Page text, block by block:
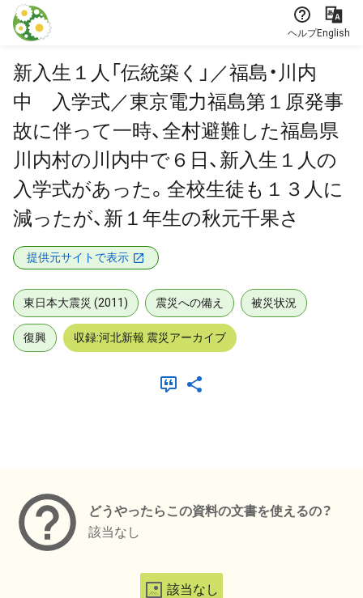
本文に飛ぶ
ヘルプEnglish
新入生１人「伝統築く」／福島・川内
中 入学式／東京電力福島第１原発事
故に伴って一時、全村避難した福島県
川内村の川内中で６日、新入生１人の
入学式があった。全校生徒も１３人に
減ったが、新１年生の秋元千果さ
提供元サイトで表示
東日本大震災 (2011) 震災への備え 被災状況
復興 収録:河北新報 震災アーカイブ
どうやったらこの資料の文書を使えるの？
該当なし
該当なし